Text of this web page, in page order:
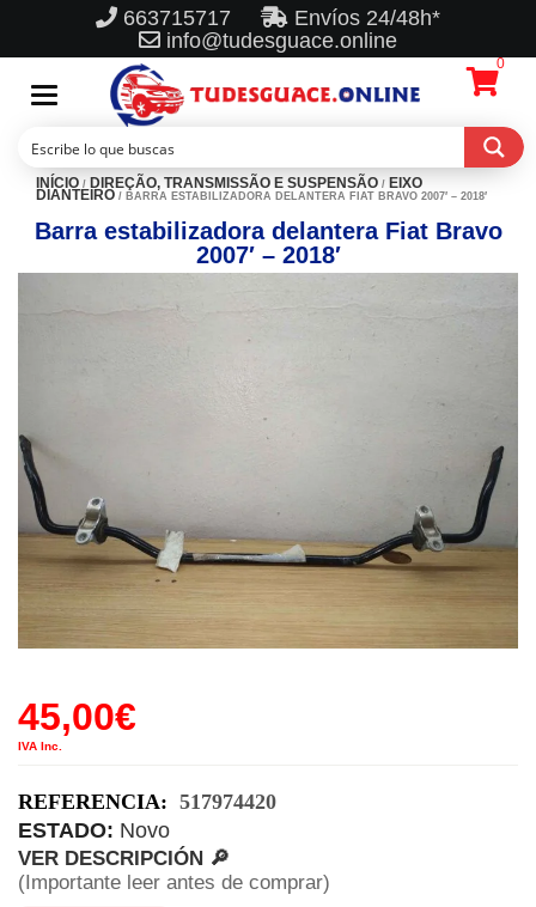
663715717
Envíos 24/48h*
info@tudesguace.online
Toggle
navigation
0
INÍCIO / DIREÇÃO, TRANSMISSÃO E SUSPENSÃO / EIXO
DIANTEIRO / BARRA ESTABILIZADORA DELANTERA FIAT BRAVO 2007′ – 2018′
Barra estabilizadora delantera Fiat Bravo
2007′ – 2018′
45,00€
IVA Inc.
REFERENCIA: 517974420
ESTADO: Novo
VER DESCRIPCIÓN 🔎
(Importante leer antes de comprar)